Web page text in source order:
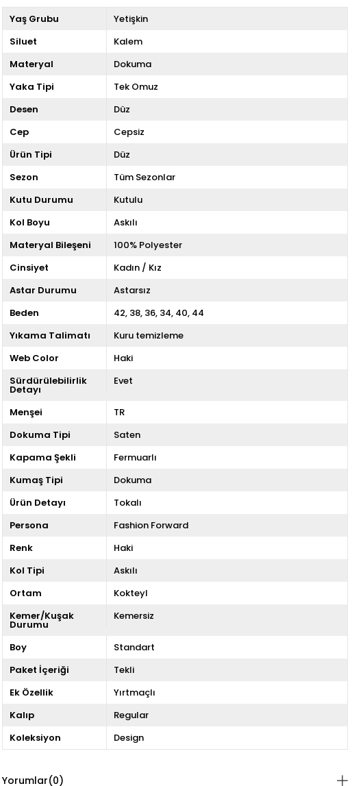
Yaş Grubu
Yetişkin
Siluet
Kalem
Materyal
Dokuma
Yaka Tipi
Tek Omuz
Desen
Düz
Cep
Cepsiz
Ürün Tipi
Düz
Sezon
Tüm Sezonlar
Kutu Durumu
Kutulu
Kol Boyu
Askılı
Materyal Bileşeni
100% Polyester
Cinsiyet
Kadın / Kız
Astar Durumu
Astarsız
Beden
42 38 36 34 40 44
Yıkama Talimatı
Kuru temizleme
Web Color
Haki
Sürdürülebilirlik
Detayı
Evet
Menşei
TR
Dokuma Tipi
Saten
Kapama Şekli
Fermuarlı
Kumaş Tipi
Dokuma
Ürün Detayı
Tokalı
Persona
Fashion Forward
Renk
Haki
Kol Tipi
Askılı
Ortam
Kokteyl
Kemer/Kuşak
Durumu
Kemersiz
Boy
Standart
Paket İçeriği
Tekli
Ek Özellik
Yırtmaçlı
Kalıp
Regular
Koleksiyon
Design
Yorumlar(0)